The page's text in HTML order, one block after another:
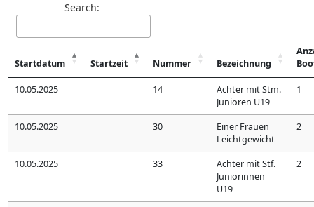
Search:
Startdatum Startzeit Nummer Bezeichnung
10.05.2025 14
Achter mit Stm.
Junioren U19
1
10.05.2025 30
Einer Frauen
Leichtgewicht
2
10.05.2025 33
Achter mit Stf.
Juniorinnen
U19
2